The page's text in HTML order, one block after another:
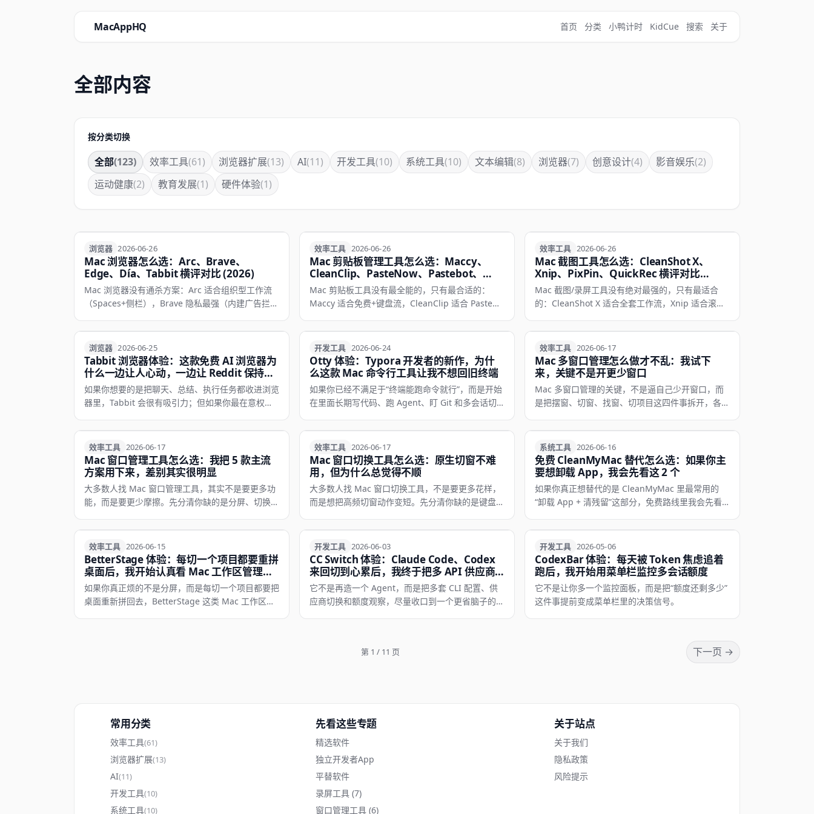
MacAppHQ 首页 分类 小鸭计时 KidCue 搜索 关于
全部内容
按分类切换
全部(123) 效率工具(61) 浏览器扩展(13) AI(11) 开发工具(10) 系统工具(10) 文本编辑(8) 浏览器(7) 创意设计(4) 影音娱乐(2)
运动健康(2) 教育发展(1) 硬件体验(1)
浏览器
浏览器 2026-06-26
Mac 浏览器怎么选：Arc、Brave、
Edge、Día、Tabbit 横评对比 (2026)
Mac 浏览器没有通杀方案：Arc 适合组织型工作流
（Spaces+侧栏），Brave 隐私最强（内建广告拦
页），Día 是 AI 浏览器愿景（preview），Tabbit
是免费 AI 浏览器尝鲜首选。
效率工具
效率工具 2026-06-26
Mac 剪贴板管理工具怎么选：Maccy、
CleanClip、PasteNow、Pastebot、
Clop 横评对比 (2026)
Mac 剪贴板工具没有最全能的，只有最合适的：
Maccy 适合免费+键盘流，CleanClip 适合 Paste
步，Pastebot 适合文本深度处理，Clop 负责剪贴板
图片/视频自动压缩。
效率工具
效率工具 2026-06-26
Mac 截图工具怎么选：CleanShot X、
Xnip、PixPin、QuickRec 横评对比
(2026)
Mac 截图/录屏工具没有绝对最强的，只有最适合
的：CleanShot X 适合全套工作流，Xnip 适合滚动
QuickRec 专门解决录系统声音的问题。
浏览器
浏览器 2026-06-25
Tabbit 浏览器体验：这款免费 AI 浏览器为
什么一边让人心动，一边让 Reddit 保持警
惕
如果你想要的是把聊天、总结、执行任务都收进浏览
器里，Tabbit 会很有吸引力；但如果你最在意权限
着怀疑去试，而不是毫无防备地重度迁移。
开发工具
开发工具 2026-06-24
Otty 体验：Typora 开发者的新作，为什
么这款 Mac 命令行工具让我不想回旧终端
如果你已经不满足于“终端能跑命令就行”，而是开始
在里面长期写代码、跑 Agent、盯 Git 和多会话切
更顺手。
效率工具
效率工具 2026-06-17
Mac 多窗口管理怎么做才不乱：我试下
来，关键不是开更少窗口
Mac 多窗口管理的关键，不是逼自己少开窗口，而
是把摆窗、切窗、找窗、切项目这四件事拆开，各自
效率工具
效率工具 2026-06-17
Mac 窗口管理工具怎么选：我把 5 款主流
方案用下来，差别其实很明显
大多数人找 Mac 窗口管理工具，其实不是要更多功
能，而是要更少摩擦。先分清你缺的是分屏、切换、
效率工具
效率工具 2026-06-17
Mac 窗口切换工具怎么选：原生切窗不难
用，但为什么总觉得不顺
大多数人找 Mac 窗口切换工具，不是要更多花样，
而是想把高频切窗动作变短。先分清你缺的是键盘切
系统工具
系统工具 2026-06-16
免费 CleanMyMac 替代怎么选：如果你主
要想卸载 App，我会先看这 2 个
如果你真正想替代的是 CleanMyMac 里最常用的
“卸载 App + 清残留”这部分，免费路线里我会先看
效率工具
效率工具 2026-06-15
BetterStage 体验：每切一个项目都要重拼
桌面后，我开始认真看 Mac 工作区管理工
具
如果你真正烦的不是分屏，而是每切一个项目都要把
桌面重新拼回去，BetterStage 这类 Mac 工作区管
开发工具
开发工具 2026-06-03
CC Switch 体验：Claude Code、Codex
来回切到心累后，我终于把多 API 供应商
管理顺了
它不是再造一个 Agent，而是把多套 CLI 配置、供
应商切换和额度观察，尽量收口到一个更省脑子的入
开发工具
开发工具 2026-05-06
CodexBar 体验：每天被 Token 焦虑追着
跑后，我开始用菜单栏监控多会话额度
它不是让你多一个监控面板，而是把“额度还剩多少”
这件事提前变成菜单栏里的决策信号。
第 1 / 11 页 下一页 →
常用分类
效率工具(61)
浏览器扩展(13)
AI(11)
开发工具(10)
系统工具(10)
先看这些专题
精选软件
独立开发者App
平替软件
录屏工具(7)
窗口管理工具(6)
关于站点
关于我们
隐私政策
风险提示